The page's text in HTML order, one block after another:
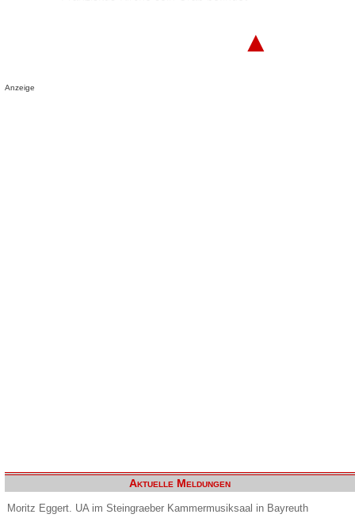
▲
Anzeige
Aktuelle Meldungen
Moritz Eggert. UA im Steingraeber Kammermusiksaal in Bayreuth